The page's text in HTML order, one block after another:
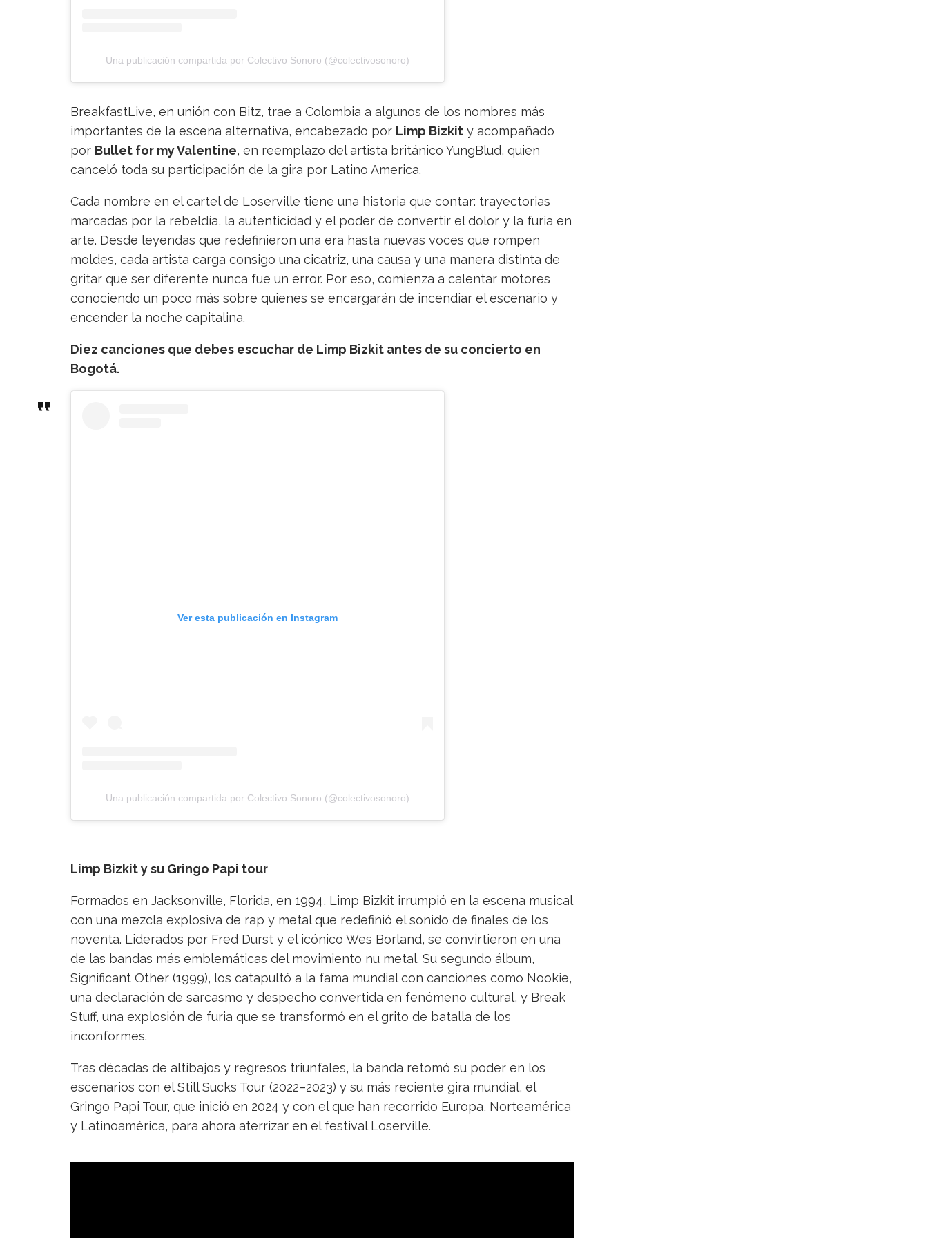
Una publicación compartida por Colectivo Sonoro (@colectivosonoro)
BreakfastLive, en unión con Bitz, trae a Colombia a algunos de los nombres más
importantes de la escena alternativa, encabezado por Limp Bizkit y acompañado
por Bullet for my Valentine, en reemplazo del artista británico YungBlud, quien
canceló toda su participación de la gira por Latino America.
Cada nombre en el cartel de Loserville tiene una historia que contar: trayectorias
marcadas por la rebeldía, la autenticidad y el poder de convertir el dolor y la furia en
arte. Desde leyendas que redefinieron una era hasta nuevas voces que rompen
moldes, cada artista carga consigo una cicatriz, una causa y una manera distinta de
gritar que ser diferente nunca fue un error. Por eso, comienza a calentar motores
conociendo un poco más sobre quienes se encargarán de incendiar el escenario y
encender la noche capitalina.
Diez canciones que debes escuchar de Limp Bizkit antes de su concierto en
Bogotá.
Ver esta publicación en Instagram
Una publicación compartida por Colectivo Sonoro (@colectivosonoro)
Limp Bizkit y su Gringo Papi tour
Formados en Jacksonville, Florida, en 1994, Limp Bizkit irrumpió en la escena musical
con una mezcla explosiva de rap y metal que redefinió el sonido de finales de los
noventa. Liderados por Fred Durst y el icónico Wes Borland, se convirtieron en una
de las bandas más emblemáticas del movimiento nu metal. Su segundo álbum,
Significant Other (1999), los catapultó a la fama mundial con canciones como Nookie,
una declaración de sarcasmo y despecho convertida en fenómeno cultural, y Break
Stuff, una explosión de furia que se transformó en el grito de batalla de los
inconformes.
Tras décadas de altibajos y regresos triunfales, la banda retomó su poder en los
escenarios con el Still Sucks Tour (2022–2023) y su más reciente gira mundial, el
Gringo Papi Tour, que inició en 2024 y con el que han recorrido Europa, Norteamérica
y Latinoamérica, para ahora aterrizar en el festival Loserville.